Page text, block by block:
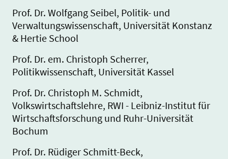
Prof. Dr. Wolfgang Seibel, Politik- und
Verwaltungswissenschaft, Universität Konstanz
& Hertie School
Prof. Dr. em. Christoph Scherrer,
Politikwissenschaft, Universität Kassel
Prof. Dr. Christoph M. Schmidt,
Volkswirtschaftslehre, RWI - Leibniz-Institut für
Wirtschaftsforschung und Ruhr-Universität
Bochum
Prof. Dr. Rüdiger Schmitt-Beck,